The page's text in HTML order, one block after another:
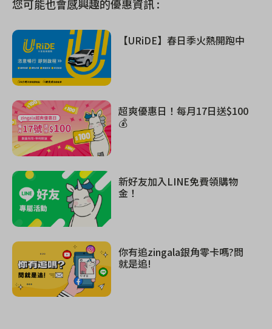
您可能也會感興趣的優惠資訊 :
【URiDE】春日季火熱開跑中
超爽優惠日！每月17日送$100
💰
新好友加入LINE免費領購物
金！
你有追zingala銀角零卡嗎?問
就是追!